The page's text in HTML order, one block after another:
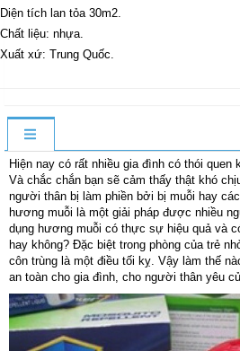
Diện tích lan tỏa 30m2.
Chất liệu: nhựa.
Xuất xứ: Trung Quốc.
Hiện nay có rất nhiều gia đình có thói quen
Và chắc chắn bạn sẽ cảm thấy thật khó
người thân bị làm phiền bởi bị muỗi hay
hương muỗi là một giải pháp được nhiều
dụng hương muỗi có thực sự hiệu quả và
hay không? Đặc biệt trong phòng của trẻ
côn trùng là một điều tối kỵ. Vậy làm thế
an toàn cho gia đình, cho người thân yêu